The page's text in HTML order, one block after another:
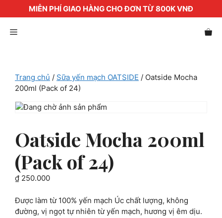
MIỄN PHÍ GIAO HÀNG CHO ĐƠN TỪ 800K VNĐ
đến Menu
Trang chủ / Sữa yến mạch OATSIDE / Oatside Mocha
200ml (Pack of 24)
Oatside Mocha 200ml
(Pack of 24)
₫250.000
Được làm từ 100% yến mạch Úc chất lượng, không
đường, vị ngọt tự nhiên từ yến mạch, hương vị êm dịu.